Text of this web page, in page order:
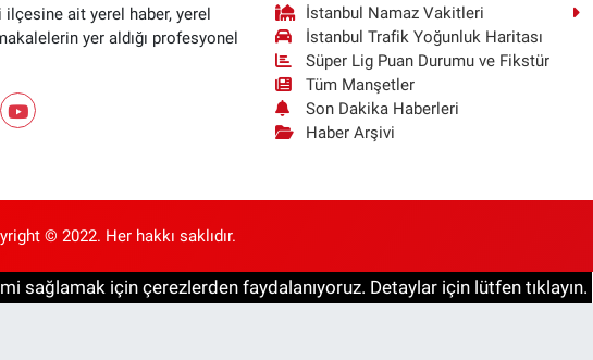
ait yerel haber, yerel
yer aldığı profesyonel
İstanbul Namaz Vakitleri
İstanbul Trafik Yoğunluk Haritası
Süper Lig Puan Durumu ve Fikstür
Tüm Manşetler
Son Dakika Haberleri
Haber Arşivi
© 2022. Her hakkı saklıdır.
sağlamak için çerezlerden faydalanıyoruz. Detaylar için lütfen tıklayın.